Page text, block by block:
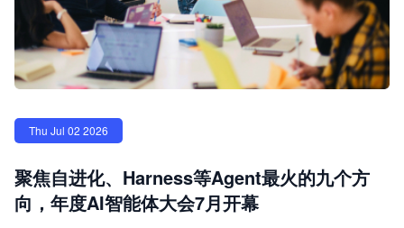
Thu Jul 02 2026
聚焦自进化、Harness等Agent最火的九个方
向，年度AI智能体大会7月开幕